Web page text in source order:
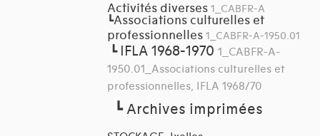
Activités diverses 1_CABFR-A
┗Associations culturelles et
professionnelles 1_CABFR-A-1950.01
┗ IFLA 1968-1970 1_CABFR-A-
1950.01_Associations culturelles et
professionnelles, IFLA 1968/70
┗Archives imprimées